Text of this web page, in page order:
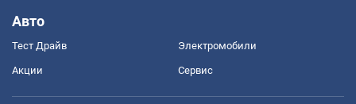
Авто
Тест Драйв Электромобили
Акции Сервис